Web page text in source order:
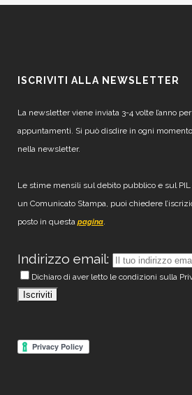
ISCRIVITI ALLA NEWSLETTER
La newsletter viene inviata 3-4 volte l’anno
appuntamenti. Si può disdire in ogni
nella newsletter.
Le stime mensili sul debito pubblico e sul
un Comunicato Stampa, puoi chiedere
posto in questa pagina.
Indirizzo email:
Dichiaro di aver letto le condizioni sulla